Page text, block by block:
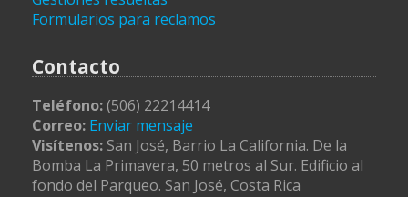
Formularios para reclamos
Contacto
Teléfono:(506) 22214414
Correo: Enviar mensaje
Visítenos: San José, Barrio La California. De la
Bomba La Primavera, 50 metros al Sur. Edificio al
fondo del Parqueo. San José, Costa Rica